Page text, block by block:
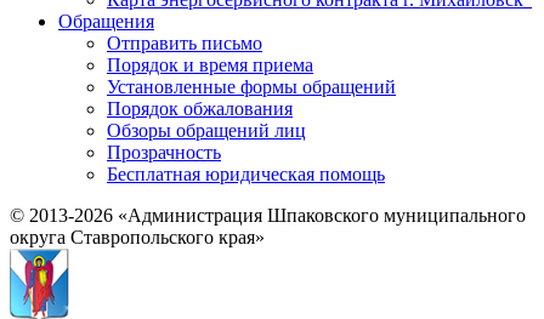
Обращения
Отправить письмо
Порядок и время приема
Установленные формы обращений
Порядок обжалования
Обзоры обращений лиц
Прозрачность
Бесплатная юридическая помощь
© 2013-2026 «Администрация Шпаковского муниципального
округа Ставропольского края»